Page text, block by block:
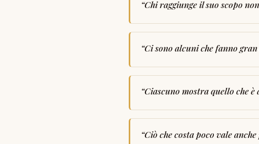
“Chi raggiunge il suo scopo
“Ci sono alcuni che fanno
“Ciascuno mostra quello che è
“Ciò che costa poco vale anche